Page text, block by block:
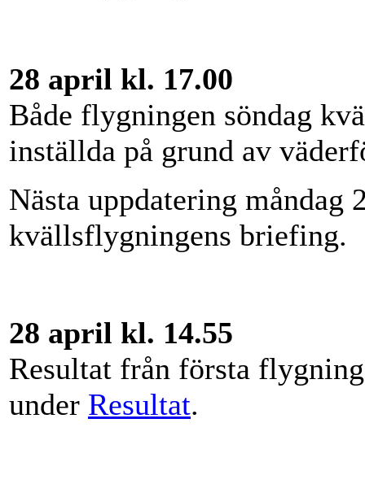
28 april kl. 17.00
Både flygningen söndag
inställda på grund av
Nästa uppdatering
kvällsflygningens briefing.
28 april kl. 14.55
Resultat från första
under Resultat.